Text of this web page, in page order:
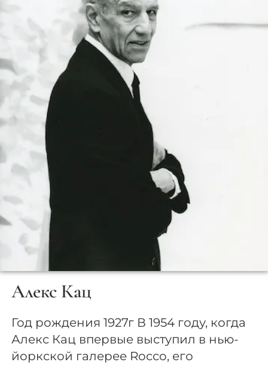
Алекс Кац
Год рождения 1927г В 1954 году, когда
Алекс Кац впервые выступил в нью-
йоркской галерее Rocco, его